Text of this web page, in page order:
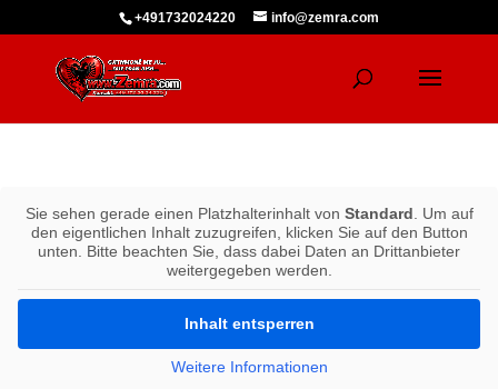
+491732024220 info@zemra.com
Sie sehen gerade einen Platzhalterinhalt von Standard . Um auf
den eigentlichen Inhalt zuzugreifen, klicken Sie auf den Button
unten. Bitte beachten Sie, dass dabei Daten an Drittanbieter
weitergegeben werden.
Inhalt entsperren
Weitere Informationen